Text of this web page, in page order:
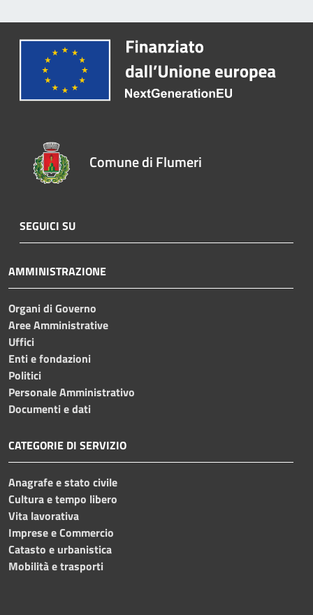
Comune di Flumeri
SEGUICI SU
AMMINISTRAZIONE
Organi di Governo
Aree Amministrative
Uffici
Enti e fondazioni
Politici
Personale Amministrativo
Documenti e dati
CATEGORIE DI SERVIZIO
Anagrafe e stato civile
Cultura e tempo libero
Vita lavorativa
Imprese e Commercio
Catasto e urbanistica
Mobilità e trasporti